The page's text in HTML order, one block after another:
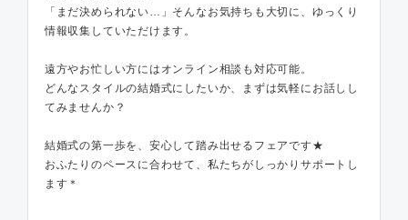
「まだ決められない…」そんなお気持ちも大切に、ゆっくり
情報収集していただけます。
遠方やお忙しい方にはオンライン相談も対応可能。
どんなスタイルの結婚式にしたいか、まずは気軽にお話しし
てみませんか？
結婚式の第一歩を、安心して踏み出せるフェアです★
おふたりのペースに合わせて、私たちがしっかりサポートし
ます＊